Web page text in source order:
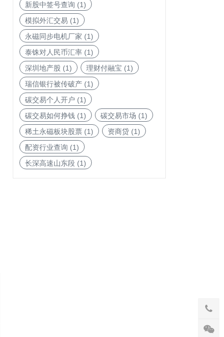
新股中签号查询 (1)
模拟外汇交易 (1)
永磁同步电机厂家 (1)
泰铢对人民币汇率(1)
深圳地产股 (1) 理财付融宝 (1)
瑞信银行被传破产(1)
碳交易个人开户 (1)
碳交易如何挣钱(1) 碳交易市场 (1)
稀土永磁板块股票(1) 资商贷(1)
配资行业查询 (1)
长深高速山东段(1)